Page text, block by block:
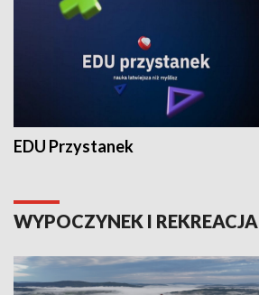
EDU Przystanek
WYPOCZYNEK I REKREACJA